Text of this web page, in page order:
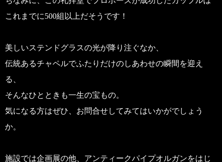
これまでに500組以上だそうです！
美しいステンドグラスの光が降り注ぐなか、
伝統あるチャペルでふたりだけのしあわせの瞬間を迎え
る、
そんなひとときも一生の宝もの。
気になる方はぜひ、お問合せしてみてはいかがでしょう
か。
施設では企画展の他、アンティークパイプオルガンをはじ